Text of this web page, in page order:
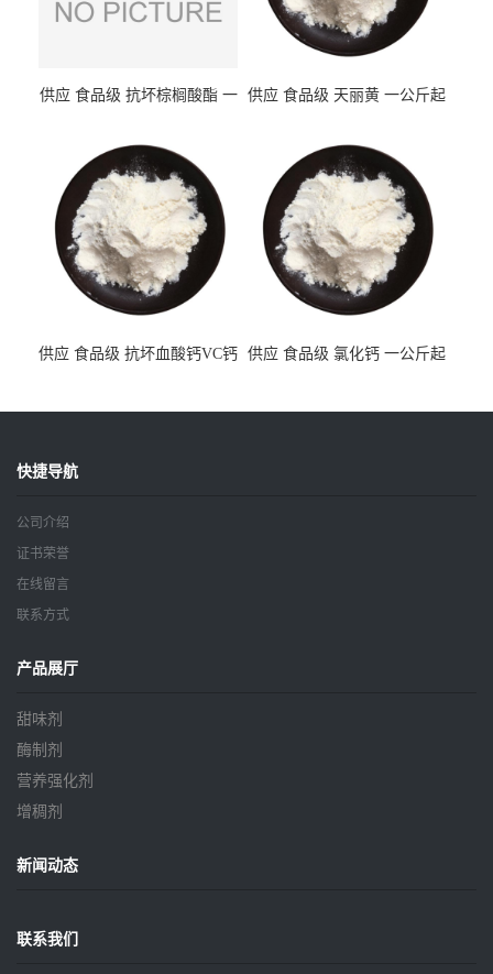
供应 食品级 抗坏棕榈酸酯 一
供应 食品级 天丽黄 一公斤起
供应 食品级 抗坏血酸钙VC钙 供应 食品级 氯化钙 一公斤起
快捷导航
公司介绍
证书荣誉
在线留言
联系方式
产品展厅
甜味剂
酶制剂
营养强化剂
增稠剂
新闻动态
联系我们